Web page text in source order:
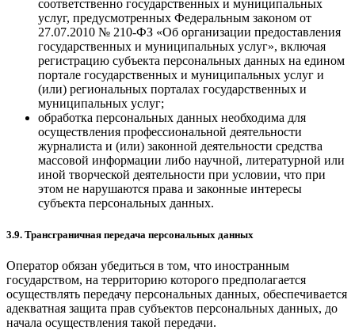
соответственно государственных и муниципальных
услуг, предусмотренных Федеральным законом от
27.07.2010 № 210-ФЗ «Об организации предоставления
государственных и муниципальных услуг», включая
регистрацию субъекта персональных данных на едином
портале государственных и муниципальных услуг и
(или) региональных порталах государственных и
муниципальных услуг;
обработка персональных данных необходима для
осуществления профессиональной деятельности
журналиста и (или) законной деятельности средства
массовой информации либо научной, литературной или
иной творческой деятельности при условии, что при
этом не нарушаются права и законные интересы
субъекта персональных данных.
3.9. Трансграничная передача персональных данных
Оператор обязан убедиться в том, что иностранным
государством, на территорию которого предполагается
осуществлять передачу персональных данных, обеспечивается
адекватная защита прав субъектов персональных данных, до
начала осуществления такой передачи.